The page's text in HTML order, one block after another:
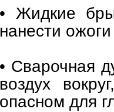
• Жидкие
нанести
• Сварочная
воздух
опасном для